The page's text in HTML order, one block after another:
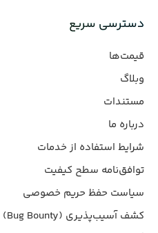
دسترسی سریع
قیمت‌ها
وبلاگ
مستندات
درباره ما
شرایط استفاده از خدمات
توافق‌نامه سطح کیفیت
سیاست حفظ حریم خصوصی
کشف آسیب‌پذیری (Bug Bounty)